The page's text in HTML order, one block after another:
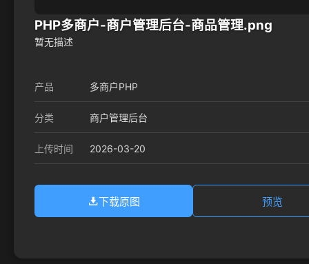
PHP多商户-商户管理后台-商品管理.png
暂无描述
产品 多商户PHP
分类 商户管理后台
上传时间 2026-03-20
下载原图 预览